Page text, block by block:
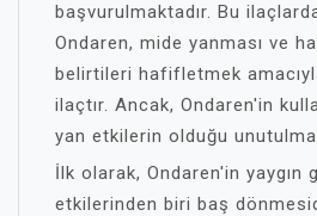
başvurulmaktadır. Bu
Ondaren, mide yanması ve
belirtileri hafifletmek
ilaçtır. Ancak, Ondaren'in
yan etkilerin olduğu
İlk olarak, Ondaren'in yaygın
etkilerinden biri baş